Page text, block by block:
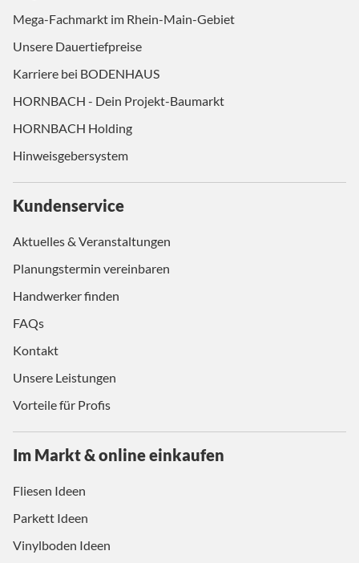
Mega-Fachmarkt im Rhein-Main-Gebiet
Unsere Dauertiefpreise
Karriere bei BODENHAUS
HORNBACH - Dein Projekt-Baumarkt
HORNBACH Holding
Hinweisgebersystem
Kundenservice
Aktuelles & Veranstaltungen
Planungstermin vereinbaren
Handwerker finden
FAQs
Kontakt
Unsere Leistungen
Vorteile für Profis
Im Markt & online einkaufen
Fliesen Ideen
Parkett Ideen
Vinylboden Ideen